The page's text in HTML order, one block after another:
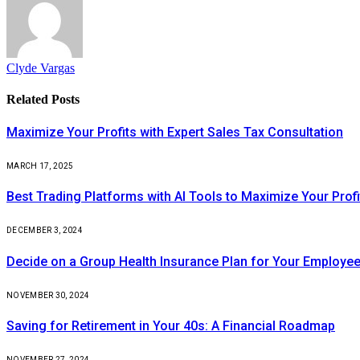
Clyde Vargas
Related Posts
Maximize Your Profits with Expert Sales Tax Consultation
MARCH 17, 2025
Best Trading Platforms with AI Tools to Maximize Your
DECEMBER 3, 2024
Decide on a Group Health Insurance Plan for Your
NOVEMBER 30, 2024
Saving for Retirement in Your 40s: A Financial Roadmap